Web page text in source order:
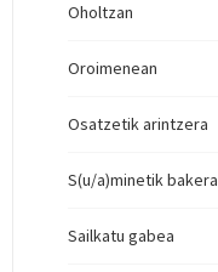
Oholtzan
Oroimenean
Osatzetik arintzera
S(u/a)minetik bakera
Sailkatu gabea